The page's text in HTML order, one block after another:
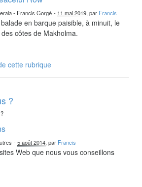
- Francis Gorgé - 11 mai 2019, par Francis
en barque paisible, à minuit, le
côtes de Makholma.
cette rubrique
?
-5 août 2014, par Francis
Web que nous vous conseillons